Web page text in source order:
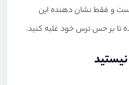
و فقط نشان دهنده این
بر حس ترس خود غلبه کنید.